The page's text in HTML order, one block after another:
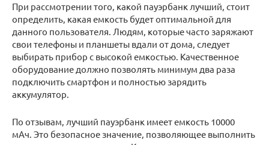
При рассмотрении того, какой пауэрбанк лучший, стоит
определить, какая емкость будет оптимальной для
данного пользователя. Людям, которые часто заряжают
свои телефоны и планшеты вдали от дома, следует
выбирать прибор с высокой емкостью. Качественное
оборудование должно позволять минимум два раза
подключить смартфон и полностью зарядить
аккумулятор.
По отзывам, лучший пауэрбанк имеет емкость 10000
мАч. Это безопасное значение, позволяющее выполнить